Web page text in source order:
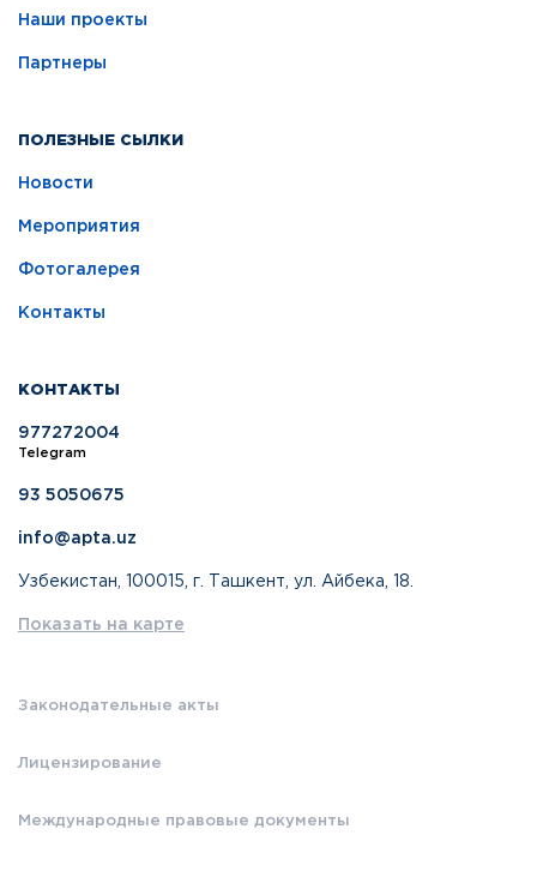
Наши проекты
Партнеры
ПОЛЕЗНЫЕ СЫЛКИ
Новости
Мероприятия
Фотогалерея
Контакты
КОНТАКТЫ
977272004
Telegram
93 5050675
info@apta.uz
Узбекистан, 100015, г. Ташкент, ул. Айбека, 18.
Показать на карте
Законодательные акты
Лицензирование
Международные правовые документы